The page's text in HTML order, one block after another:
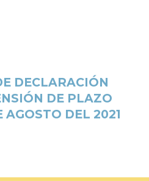
DECLARACIÓN
DE PLAZO
AGOSTO DEL 2021